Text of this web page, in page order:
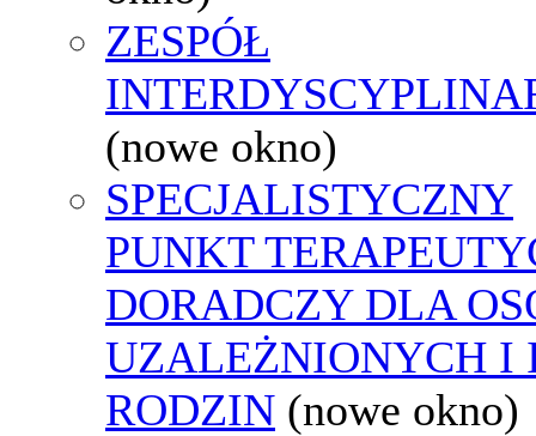
ZESPÓŁ
(nowe okno)
SPECJALISTYCZNY
PUNKT
DORADCZY DLA
UZALEŻNIONYCH I
RODZIN (nowe okno)